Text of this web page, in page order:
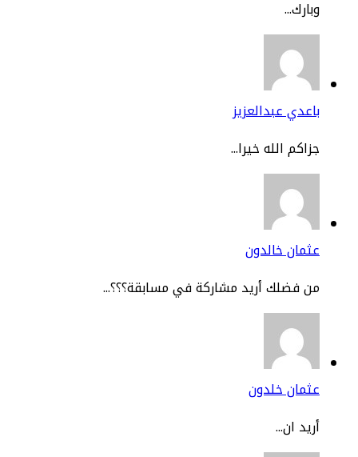
عبدالعزيز
الله خيرا...
خالدون
فضلك أريد مشاركة في مسابقة؟؟؟...
خلدون